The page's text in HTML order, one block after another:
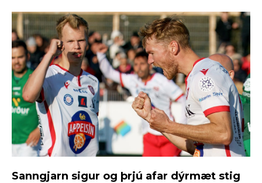
Sanngjarn sigur og þrjú afar dýrmæt stig